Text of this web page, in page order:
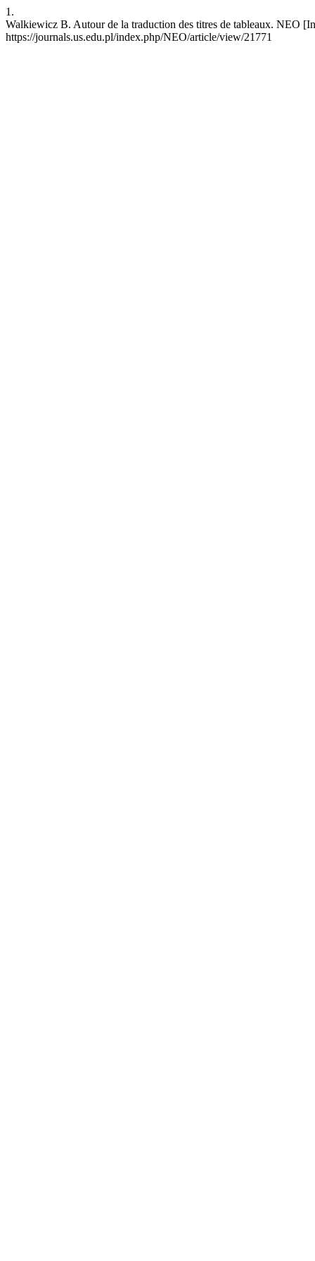
1.
Walkiewicz B. Autour de la traduction des titres de tableaux. NEO
https://journals.us.edu.pl/index.php/NEO/article/view/21771